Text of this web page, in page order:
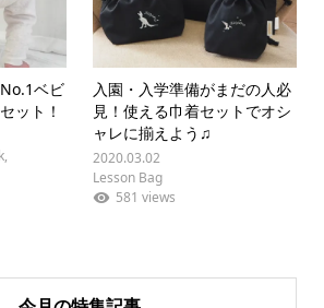
ベビ
ット！
,
入園・入学準備がまだの人必
見！使える巾着セットでオシ
ャレに揃えよう♫
2020.03.02
Lesson Bag
581 views